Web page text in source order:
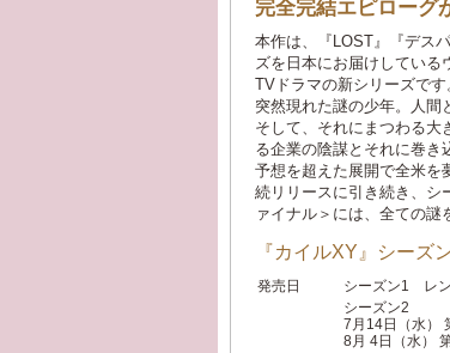
完全完結エピローグ
本作は、『LOST』『デス
ズを日本にお届けしている
TVドラマの新シリーズです
突然現れた謎の少年。人間
そして、それにまつわる大
る企業の陰謀とそれに巻き
予想を超えた展開で全米を
続リリースに引き続き、シ
ァイナル＞には、全ての謎
『カイルXY』シー
発売日
シーズン1 レン
シーズン2
7月14日（水）
8月 4日（水）